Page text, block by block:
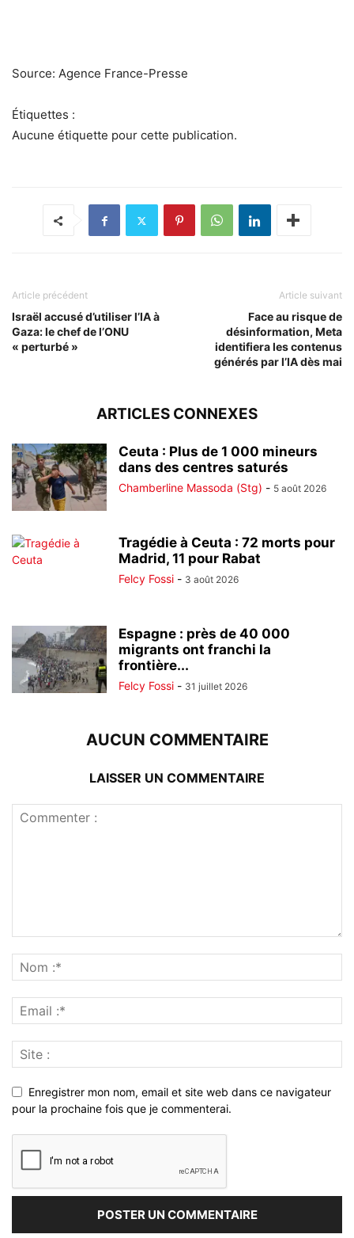
Source: Agence France-Presse
Étiquettes :
Aucune étiquette pour cette publication.
Article précédent
Israël accusé d’utiliser l’IA à
Gaza: le chef de l’ONU
« perturbé »
Article suivant
Face au risque de
désinformation, Meta
identifiera les contenus
générés par l’IA dès mai
ARTICLES CONNEXES
Ceuta : Plus de 1 000 mineurs
dans des centres saturés
Chamberline Massoda (Stg) - 5 août 2026
Tragédie à Ceuta : 72 morts pour
Madrid, 11 pour Rabat
Felcy Fossi - 3 août 2026
Espagne : près de 40 000
migrants ont franchi la
frontière...
Felcy Fossi - 31 juillet 2026
AUCUN COMMENTAIRE
LAISSER UN COMMENTAIRE
Enregistrer mon nom, email et site web dans ce navigateur
pour la prochaine fois que je commenterai.